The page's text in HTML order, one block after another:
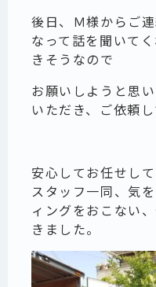
後日、Ｍ様からご
なって話を聞いて
きそうなので
お願いしようと思
いただき、ご依頼
安心してお任せし
スタッフ一同、気
ィングをおこない
きました。